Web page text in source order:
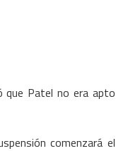
que Patel no era apto
comenzará el